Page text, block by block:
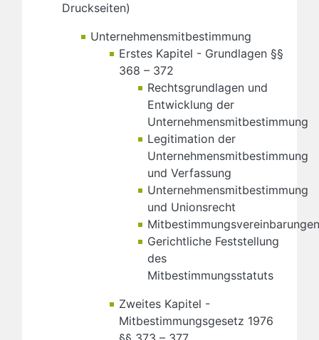
Druckseiten)
Unternehmensmitbestimmung
Erstes Kapitel - Grundlagen §§
368 – 372
Rechtsgrundlagen und
Entwicklung der
Unternehmensmitbestimmung
Legitimation der
Unternehmensmitbestimmung
und Verfassung
Unternehmensmitbestimmung
und Unionsrecht
Mitbestimmungsvereinbarungen
Gerichtliche Feststellung
des
Mitbestimmungsstatuts
Zweites Kapitel -
Mitbestimmungsgesetz 1976